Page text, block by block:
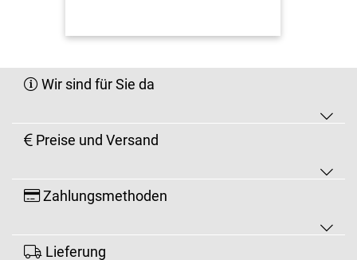
Wir sind für Sie da
Preise und Versand
Zahlungsmethoden
Lieferung